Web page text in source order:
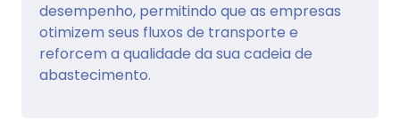
desempenho, permitindo que as empresas
otimizem seus fluxos de transporte e
reforcem a qualidade da sua cadeia de
abastecimento.